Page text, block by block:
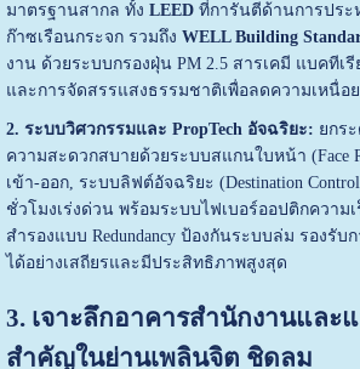
มาตรฐานสากล ทั้ง LEEDที่การันตีด้านการประ
ก๊าซเรือนกระจก รวมถึง WELL Building
งาน ด้วยระบบกรองฝุ่น PM 2.5 สารเคมี แบคทีเ
และการจัดสรรแสงธรรมชาติเพื่อลดความเหนื่อ
2. ระบบวิศวกรรมและ PropTech อัจฉริยะ: ยกร
ความสะดวกสบายด้วยระบบสแกนใบหน้า (Face
เข้า-ออก, ระบบลิฟต์อัจฉริยะ (Destination
ชั่วโมงเร่งด่วน พร้อมระบบไฟเบอร์ออปติกความ
สำรองแบบ Redundancy ป้องกันระบบล่ม รองรั
ได้อย่างเสถียรและมีประสิทธิภาพสูงสุด
3. เจาะลึกอาคารสำนักงานและ
สำคัญในย่านเพลินจิต ชิดลม